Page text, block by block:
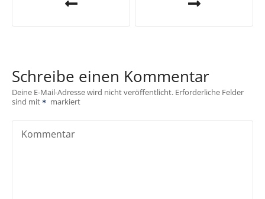
r
a
Schreibe einen Kommentar
Deine E-Mail-Adresse wird nicht veröffentlicht. Erforderliche Felder
sind mit
markiert
Kommentar